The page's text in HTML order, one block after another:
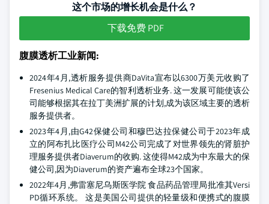
这个市场的增长机会是什么？
下载免费 PDF
腹膜透析工业新闻:
2024年4月,透析服务提供商DaVita宣布以6300万美元收购了
Fresenius Medical Care的智利透析业务. 这一发展可能使该公
司能够根据其在拉丁美洲扩展的计划,成为该区域主要的透析
服务提供者。
2023年4月,由G42保健公司和穆巴达拉保健公司于2023年成
立的阿布扎比医疗公司M42公司完成了对世界领先的肾脏护
理服务提供者Diaverum的收购. 这使得M42成为中东最大的保
健公司,因为Diaverum的资产遍布全球23个国家。
2022年4月,弗雷塞尼乌斯医学院 食品药品管理局批准其Versi
PD循环系统。 这是美国公司提供的轻量级和便携式的腹膜